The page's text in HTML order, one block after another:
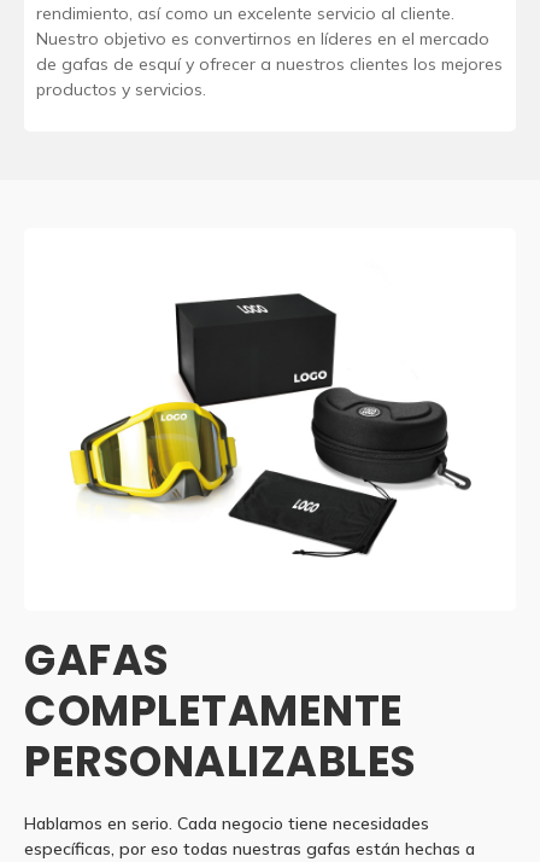
rendimiento, así como un excelente servicio al cliente.
Nuestro objetivo es convertirnos en líderes en el mercado
de gafas de esquí y ofrecer a nuestros clientes los mejores
productos y servicios.
GAFAS
COMPLETAMENTE
PERSONALIZABLES
Hablamos en serio. Cada negocio tiene necesidades
específicas, por eso todas nuestras gafas están hechas a